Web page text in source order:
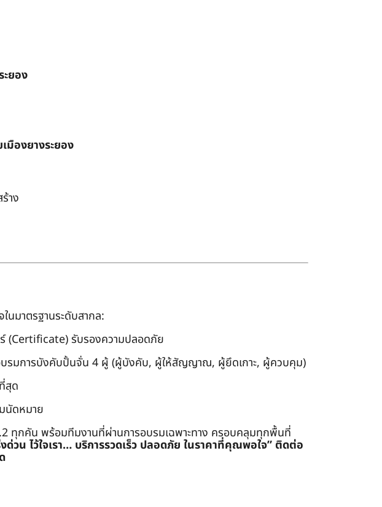
ยอง
มืองยางระยอง
าง
ในมาตรฐานระดับสากล:
(Certificate) รับรองความปลอดภัย
บรมการบังคับปั้นจั่น 4 ผู้ (ผู้บังคับ, ผู้ให้สัญญาณ, ผู้ยึดเกาะ, ผู้ควบคุม)
สุด
นัดหมาย
ทุกคัน พร้อมทีมงานที่ผ่านการอบรมเฉพาะทาง ครอบคลุมทุกพื้นที่
วน ไว้ใจเรา… บริการรวดเร็ว ปลอดภัย ในราคาที่คุณพอใจ” ติดต่อ